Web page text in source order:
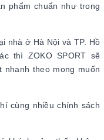
phẩm chuẩn như trong
nhà ở Hà Nội và TP. Hồ
thì ZOKO SPORT sẽ
nhanh theo mong muốn
cùng nhiều chính sách